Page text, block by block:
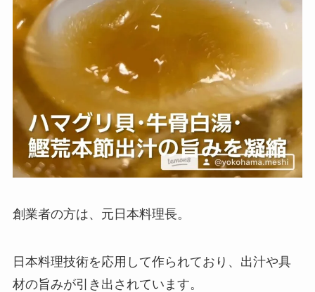
創業者の方は、元日本料理長。
日本料理技術を応用して作られており、出汁や具
材の旨みが引き出されています。